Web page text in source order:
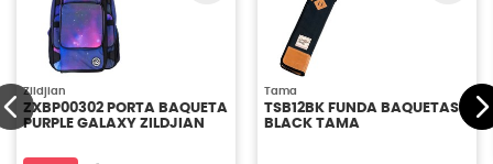
Zildjian
ZXBP00302 PORTA BAQUETA
PURPLE GALAXY ZILDJIAN
Tama
TSB12BK FUNDA BAQUETAS
BLACK TAMA